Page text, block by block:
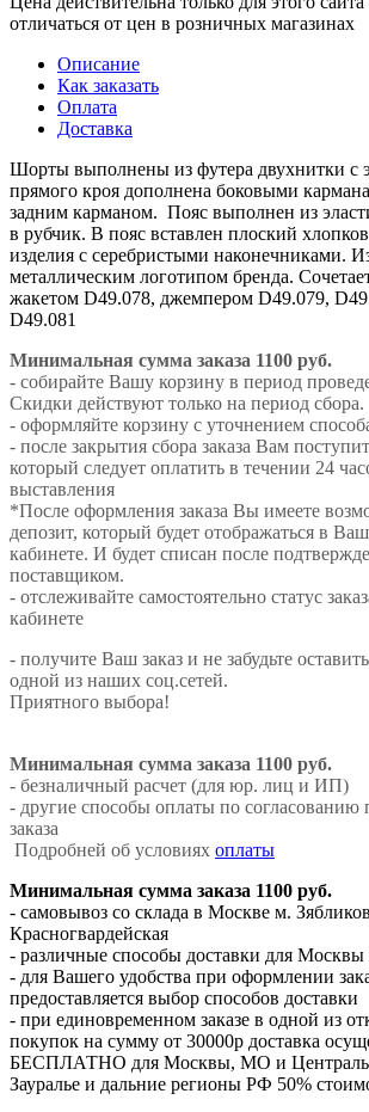
отличаться от цен в розничных магазинах
Описание
Как заказать
Оплата
Доставка
Шорты выполнены из футера двухнитки с
прямого кроя дополнена боковыми
задним карманом. Пояс выполнен из
в рубчик. В пояс вставлен плоский
изделия с серебристыми наконечниками.
металлическим логотипом бренда.
жакетом D49.078, джемпером D49.079,
D49.081
Минимальная сумма заказа 1100 руб.
- собирайте Вашу корзину в период
Скидки действуют только на период сбора.
- оформляйте корзину с уточнением
- после закрытия сбора заказа Вам
который следует оплатить в течении 24
выставления
*После оформления заказа Вы имеете
депозит, который будет отображаться в
кабинете. И будет списан после
поставщиком.
- отслеживайте самостоятельно статус
кабинете
- получите Ваш заказ и не забудьте
одной из наших соц.сетей.
Приятного выбора!
Минимальная сумма заказа 1100 руб.
- безналичный расчет (для юр. лиц и ИП)
- другие способы оплаты по
заказа
Подробней об условиях оплаты
Минимальная сумма заказа 1100 руб.
- самовывоз со склада в Москве м.
Красногвардейская
- различные способы доставки для
- для Вашего удобства при оформлении
предоставляется выбор способов доставки
- при единовременном заказе в одной из
покупок на сумму от 30000р доставка
БЕСПЛАТНО для Москвы, МО и
Зауралье и дальние регионы РФ 50%